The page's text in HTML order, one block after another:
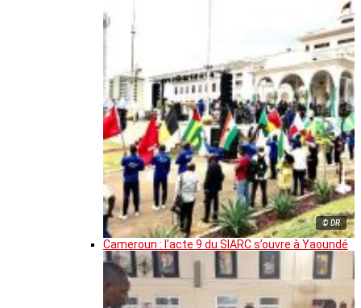
© DR
Cameroun : l’acte 9 du SIARC s’ouvre à Yaoundé